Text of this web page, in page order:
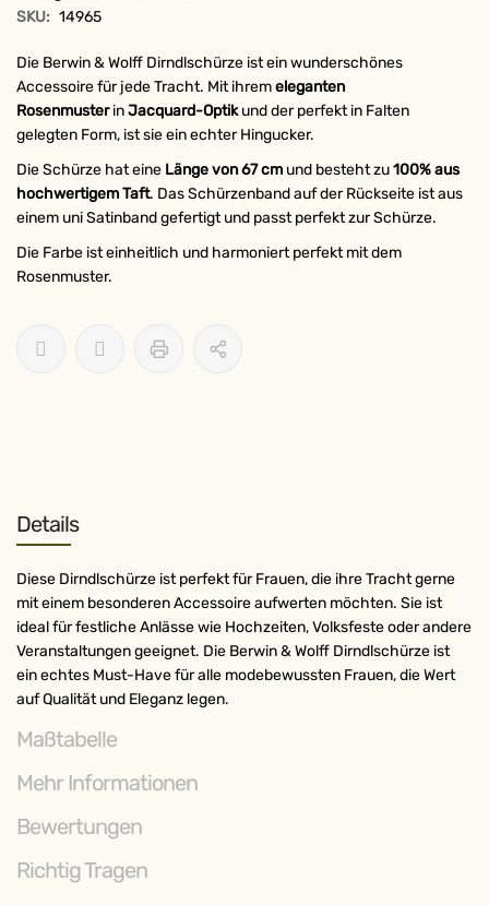
SKU: 14965
Die Berwin & Wolff Dirndlschürze ist ein wunderschönes
Accessoire für jede Tracht. Mit ihremeleganten
RosenmusterinJacquard-Optikund der perfekt in Falten
gelegten Form, ist sie ein echter Hingucker.
Die Schürze hat eine Länge von 67 cm und besteht zu100% aus
hochwertigem Taft. Das Schürzenband auf der Rückseite ist aus
einem uni Satinband gefertigt und passt perfekt zur Schürze.
Die Farbe ist einheitlich und harmoniert perfekt mit dem
Rosenmuster.
Details
Diese Dirndlschürze ist perfekt für Frauen, die ihre Tracht gerne
mit einem besonderen Accessoire aufwerten möchten. Sie ist
ideal für festliche Anlässe wie Hochzeiten, Volksfeste oder andere
Veranstaltungen geeignet. Die Berwin & Wolff Dirndlschürze ist
ein echtes Must-Have für alle modebewussten Frauen, die Wert
auf Qualität und Eleganz legen.
Maßtabelle
Mehr Informationen
Bewertungen
Richtig Tragen